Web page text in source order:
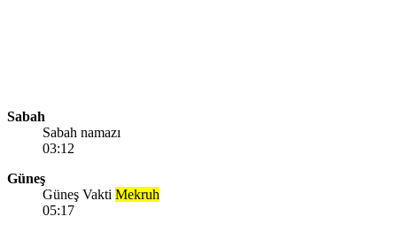
Sabah
Sabah namazı
03:12
Güneş
Güneş Vakti Mekruh
05:17